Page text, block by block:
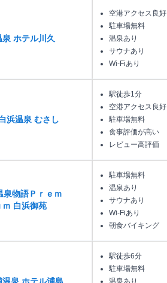
泉 ホテル川久
空港アクセス良好
駐車場無料
温泉あり
サウナあり
Wi-Fiあり
浜温泉 むさし
駅徒歩1分
空港アクセス良好
駐車場無料
食事評価が高い
レビュー高評価
泉物語Ｐｒｅｍ
ｍ 白浜御苑
駐車場無料
温泉あり
サウナあり
Wi-Fiあり
朝食バイキング
温泉 ホテル浦島
駅徒歩6分
駐車場無料
温泉あり